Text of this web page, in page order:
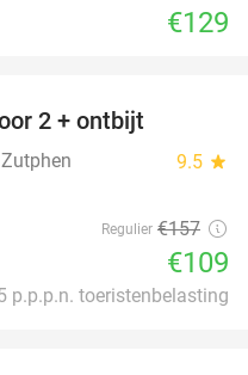
€129
2 + ontbijt
9.5 star
Regulier €157
€109
p.p.p.n. toeristenbelasting